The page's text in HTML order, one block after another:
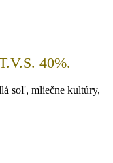
40%.
soľ, mliečne kultúry,